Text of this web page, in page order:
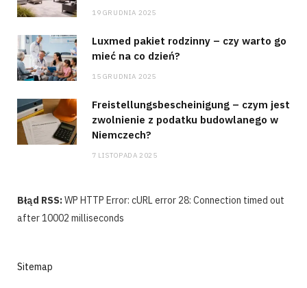
19 GRUDNIA 2025
Luxmed pakiet rodzinny – czy warto go
mieć na co dzień?
15 GRUDNIA 2025
Freistellungsbescheinigung – czym jest
zwolnienie z podatku budowlanego w
Niemczech?
7 LISTOPADA 2025
Błąd RSS:WP HTTP Error: cURL error 28: Connection timed out
after 10002 milliseconds
Sitemap